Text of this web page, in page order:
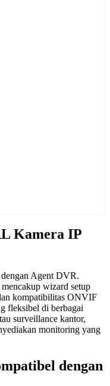
Kamera IP
Agent DVR.
wizard setup
kompatibilitas ONVIF
fleksibel di berbagai
surveillance kantor,
monitoring yang
dengan